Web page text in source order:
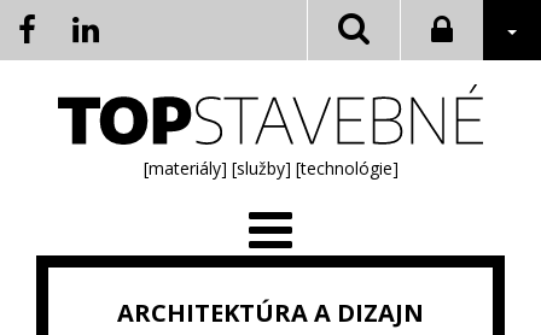
[materiály] [služby] [technológie]
ARCHITEKTÚRA A DIZAJN